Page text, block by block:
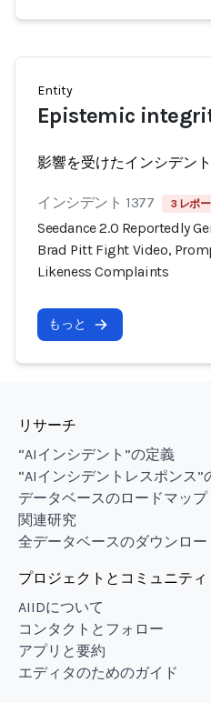
Entity
Epistemic
影響を受けたインシデント
インシデント 1377 3 レポ
Seedance 2.0 Reportedly
Brad Pitt Fight Video,
Likeness Complaints
もっと
リサーチ
“AIインシデント”の定義
“AIインシデントレスポンス”
データベースのロードマップ
関連研究
全データベースのダウンロー
プロジェクトとコミュニティ
AIIDについて
コンタクトとフォロー
アプリと要約
エディタのためのガイド